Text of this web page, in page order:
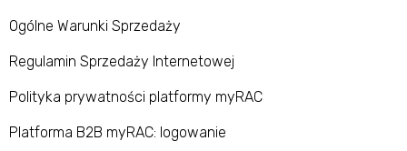
Ogólne Warunki Sprzedaży
Regulamin Sprzedaży Internetowej
Polityka prywatności platformy myRAC
Platforma B2B myRAC: logowanie